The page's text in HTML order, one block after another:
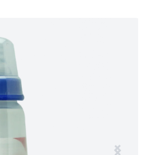
مزيل طلاء الأظافر
عرض الكل
العناية اليومية